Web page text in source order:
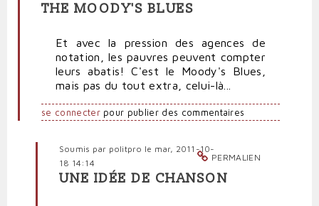
THE MOODY'S BLUES
Et avec la pression des agences de
notation, les pauvres peuvent compter
leurs abatis! C'est le Moody's Blues,
mais pas du tout extra, celui-là...
se connecterpour publier des commentaires
PERMALIEN
Soumis par politpro le mar, 2011-10-
18 14:14
En
UNE IDÉE DE CHANSON